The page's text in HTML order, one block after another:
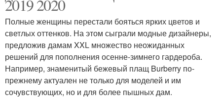
2019 2020
Полные женщины перестали бояться ярких цветов и
светлых оттенков. На этом сыграли модные дизайнеры,
предложив дамам XXL множество неожиданных
решений для пополнения осенне-зимнего гардероба.
Например, знаменитый бежевый плащ Burberry по-
прежнему актуален не только для моделей и им
сочувствующих, но и для более пышных дам.